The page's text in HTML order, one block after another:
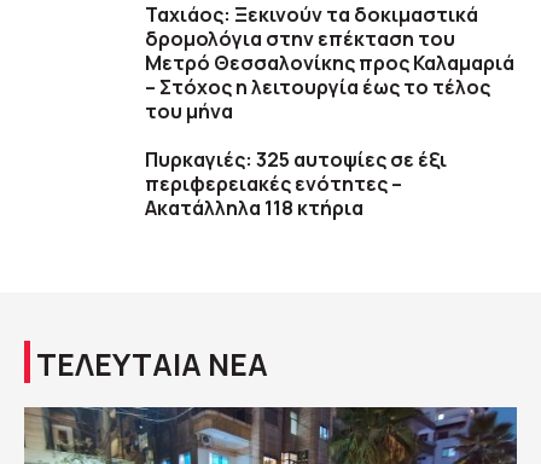
Ταχιάος: Ξεκινούν τα δοκιμαστικά
δρομολόγια στην επέκταση του
Μετρό Θεσσαλονίκης προς Καλαμαριά
– Στόχος η λειτουργία έως το τέλος
του μήνα
Πυρκαγιές: 325 αυτοψίες σε έξι
περιφερειακές ενότητες –
Ακατάλληλα 118 κτήρια
ΤΕΛΕΥΤΑΙΑ ΝΕΑ